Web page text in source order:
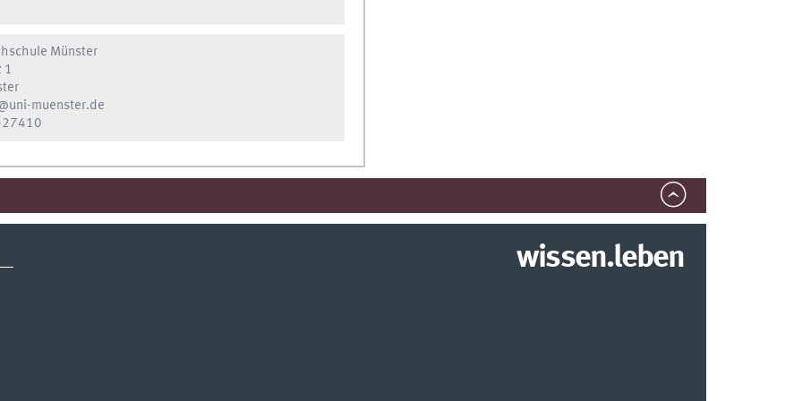
Münster
1
muenster.de
wissen.leben